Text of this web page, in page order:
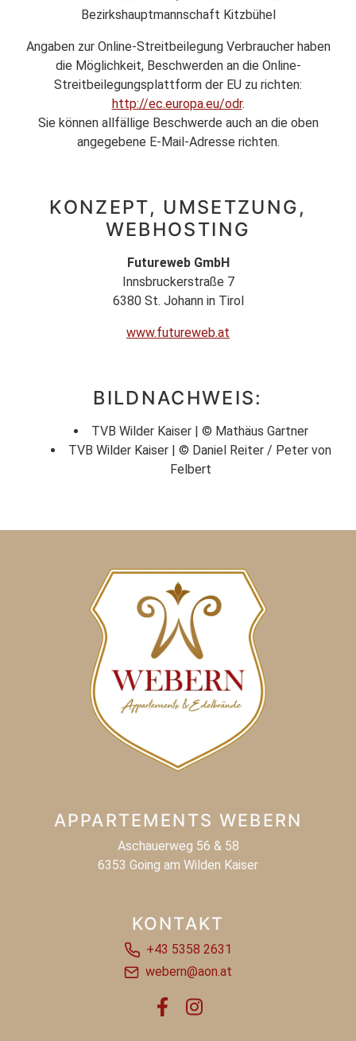
Bezirkshauptmannschaft Kitzbühel
Angaben zur Online-Streitbeilegung Verbraucher haben
die Möglichkeit, Beschwerden an die Online-
Streitbeilegungsplattform der EU zu richten:
http://ec.europa.eu/odr.
Sie können allfällige Beschwerde auch an die oben
angegebene E-Mail-Adresse richten.
KONZEPT, UMSETZUNG,
WEBHOSTING
Futureweb GmbH
Innsbruckerstraße 7
6380 St. Johann in Tirol
www.futureweb.at
BILDNACHWEIS:
TVB Wilder Kaiser | © Mathäus Gartner
TVB Wilder Kaiser | © Daniel Reiter / Peter von
Felbert
APPARTEMENTS WEBERN
Aschauerweg 56 & 58
6353 Going am Wilden Kaiser
KONTAKT
+43 5358 2631
webern@aon.at